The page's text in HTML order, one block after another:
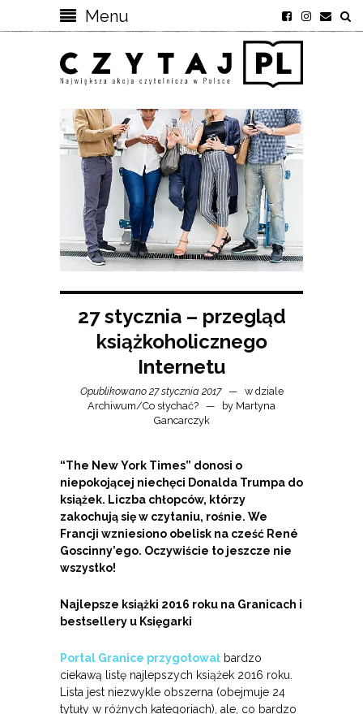
Menu
27 stycznia – przegląd
książkoholicznego
Internetu
Opublikowano 27 stycznia 2017
w dziale
Archiwum/Co słychać? by Martyna
Gancarczyk
“The New York Times” donosi o
niepokojącej niechęci Donalda Trumpa do
książek. Liczba chłopców, którzy
zakochują się w czytaniu, rośnie. We
Francji wzniesiono obelisk na cześć René
Goscinny’ego. Oczywiście to jeszcze nie
wszystko!
Najlepsze książki 2016 roku na Granicach i
bestsellery u Księgarki
Portal Granice przygotował bardzo
ciekawą listę najlepszych książek 2016 roku.
Lista jest niezwykle obszerna (obejmuje 24
tytuły w różnych kategoriach), ale, co bardzo